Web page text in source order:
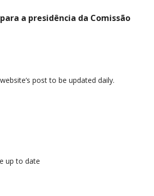
a presidência da Comissão
post to be updated daily.
up to date